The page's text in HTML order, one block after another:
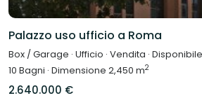
Palazzo uso ufficio a Roma
Box / Garage · Ufficio · Vendita ·
10 Bagni · Dimensione 2,450 m2
2.640.000 €